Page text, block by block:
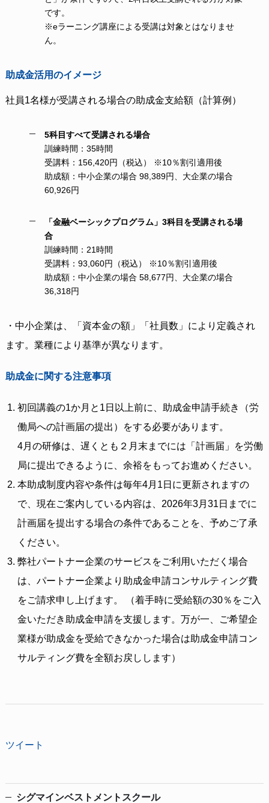
です。
※eラーニング講座による受講は対象とはなりませ
ん。
助成金活用のイメージ
社員1名様が受講される場合の助成金支給額（計算例）
5科目すべて受講される場合
訓練時間：35時間
受講料：156,420円（税込） ※10％割引適用後
助成額：中小企業の場合 98,389円、大企業の場合
60,926円
「金融ベーシックプログラム」3科目を受講される場
合
訓練時間：21時間
受講料：93,060円（税込） ※10％割引適用後
助成額：中小企業の場合 58,677円、大企業の場合
36,318円
・中小企業は、「資本金の額」「社員数」により定義され
ます。業種により基準が異なります。
助成金に関する注意事項
初回講義の1か月と1日以上前に、助成金申請手続き（労
働局への計画届の提出）をする必要があります。
4月の研修は、遅くとも２月末までには「計画届」を労働
局に提出できるように、余裕をもってお進めください。
本助成制度内容や条件は毎年4月1日に更新されますの
で、現在ご案内している内容は、2026年3月31日までに
計画届を提出する場合の条件であることを、予めご了承
ください。
弊社パートナー企業のサービスをご利用いただく場合
は、パートナー企業より助成金申請コンサルティング費
をご請求申し上げます。 （着⼿時に受給額の30％をご⼊
⾦いただき助成⾦申請を⽀援します。万が⼀、ご希望企
業様が助成⾦を受給できなかった場合は助成⾦申請コン
サルティング費を全額お戻しします）
ツイート
シグマインベストメントスクール